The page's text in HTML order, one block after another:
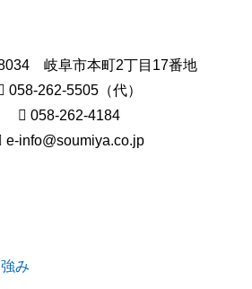
岐阜市本町2丁目17番地
058-262-5505（代）
058-262-4184
e-info@soumiya.co.jp
み